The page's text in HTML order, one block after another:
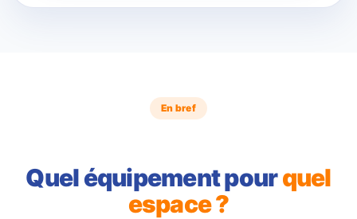
En bref
Quel équipement pourquel
espace ?